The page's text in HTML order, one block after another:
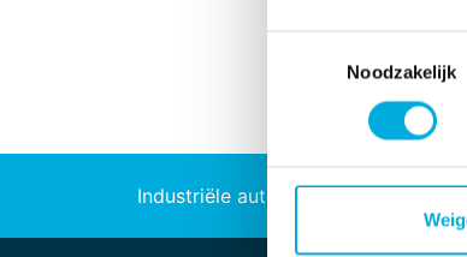
Noodzakelijk
Industriële automatisering